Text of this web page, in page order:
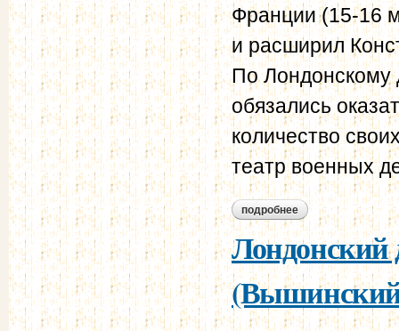
Франции (15-16
и расширил
По Лондонскому
обязались
количество
театр военных
подробнее о лондонский
Лондонский